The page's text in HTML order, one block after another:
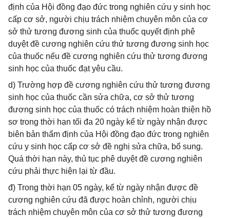
định của Hội đồng đạo đức trong nghiên cứu y sinh học
cấp cơ sở, người chịu trách nhiệm chuyên môn của cơ
sở thử tương đương sinh của thuốc quyết định phê
duyệt đề cương nghiên cứu thử tương đương sinh học
của thuốc nếu đề cương nghiên cứu thử tương đương
sinh học của thuốc đạt yêu cầu.
d) Trường hợp đề cương nghiên cứu thử tương đương
sinh học của thuốc cần sửa chữa, cơ sở thử tương
đương sinh học của thuốc có trách nhiệm hoàn thiện hồ
sơ trong thời hạn tối đa 20 ngày kể từ ngày nhận được
biên bản thẩm định của Hội đồng đạo đức trong nghiên
cứu y sinh học cấp cơ sở đề nghị sửa chữa, bổ sung.
Quá thời hạn này, thủ tục phê duyệt đề cương nghiên
cứu phải thực hiện lại từ đầu.
đ) Trong thời hạn 05 ngày, kể từ ngày nhận được đề
cương nghiên cứu đã được hoàn chỉnh, người chịu
trách nhiệm chuyên môn của cơ sở thử tương đương